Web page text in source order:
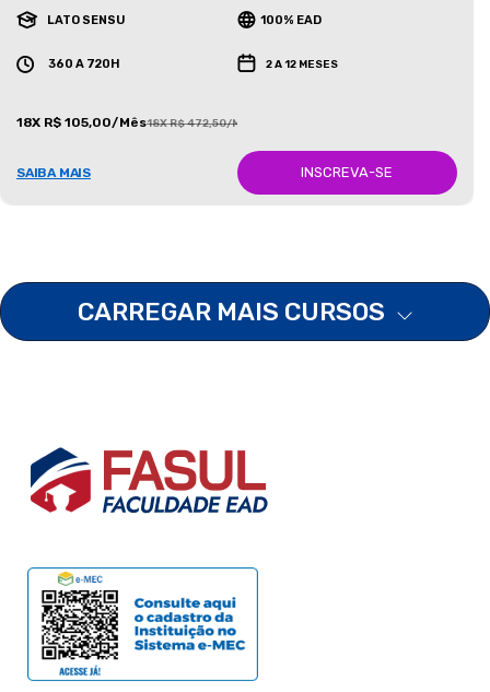
LATO SENSU 100% EAD
360 A 720H 2 A 12 MESES
18X R$ 105,00/Mês18X R$ 472,50/Mês
SAIBA MAIS INSCREVA-SE
CARREGAR MAIS CURSOS